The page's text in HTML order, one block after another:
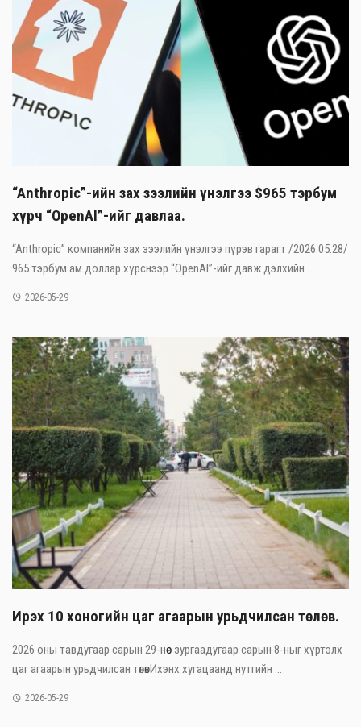
“Anthropic”-ийн зах зээлийн үнэлгээ $965 тэрбум
хүрч “OpenAI”-ийг давлаа.
“Anthropic” компанийн зах зээлийн үнэлгээ пүрэв гарагт /2026.05.28/
965 тэрбум ам.доллар хүрснээр “OpenAI”-ийг давж дэлхийн ...
2026-05-29
Ирэх 10 хоногийн цаг агаарын урьдчилсан төлөв.
2026 оны тавдугаар сарын 29-нөөс зургаадугаар сарын 8-ныг хүртэлх
цаг агаарын урьдчилсан төлөвИхэнх хугацаанд нутгийн ...
2026-05-29